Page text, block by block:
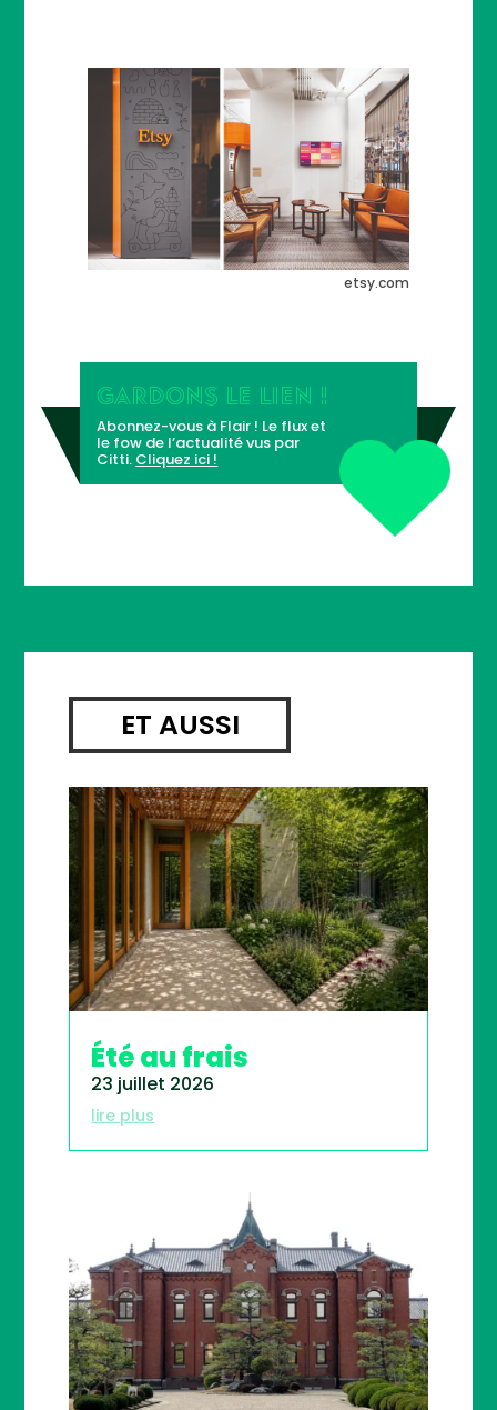
etsy.com
GARDONS LE LIEN !
Abonnez-vous à Flair ! Le flux et
le fow de l’actualité vus par
Citti. Cliquez ici !
ET AUSSI
Été au frais
23 juillet 2026
lire plus